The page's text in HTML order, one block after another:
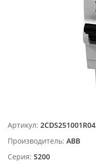
Артикул:
Производитель: ABB
Серия: S200